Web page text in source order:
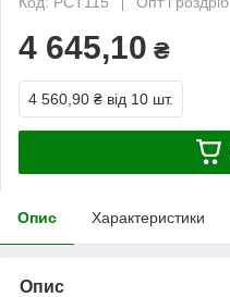
4 645,10 ₴
4 560,90 ₴ від 10 шт.
Опис Характеристики
Опис